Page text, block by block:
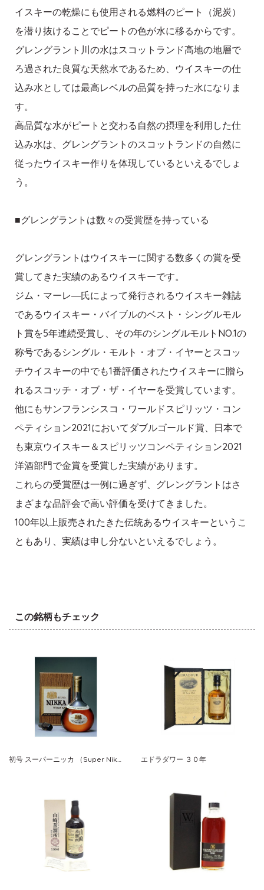
イスキーの乾燥にも使用される燃料のピート（泥炭）
を潜り抜けることでピートの色が水に移るからです。
グレングラント川の水はスコットランド高地の地層で
ろ過された良質な天然水であるため、ウイスキーの仕
込み水としては最高レベルの品質を持った水になりま
す。
高品質な水がピートと交わる自然の摂理を利用した仕
込み水は、グレングラントのスコットランドの自然に
従ったウイスキー作りを体現しているといえるでしょ
う。
■グレングラントは数々の受賞歴を持っている
グレングラントはウイスキーに関する数多くの賞を受
賞してきた実績のあるウイスキーです。
ジム・マーレ―氏によって発行されるウイスキー雑誌
であるウイスキー・バイブルのベスト・シングルモル
ト賞を5年連続受賞し、その年のシングルモルトNO.1の
称号であるシングル・モルト・オブ・イヤーとスコッ
チウイスキーの中でも1番評価されたウイスキーに贈ら
れるスコッチ・オブ・ザ・イヤーを受賞しています。
他にもサンフランシスコ・ワールドスピリッツ・コン
ペティション2021においてダブルゴールド賞、日本で
も東京ウイスキー＆スピリッツコンペティション2021
洋酒部門で金賞を受賞した実績があります。
これらの受賞歴は一例に過ぎず、グレングラントはさ
まざまな品評会で高い評価を受けてきました。
100年以上販売されたきた伝統あるウイスキーというこ
ともあり、実績は申し分ないといえるでしょう。
この銘柄もチェック
初号 スーパーニッカ （Super Nikka） クリスタルボトル エドラダワー ３０年